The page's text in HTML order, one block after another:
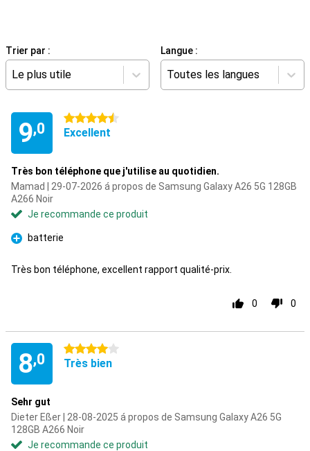
Trier par :
Le plus utile
Langue :
Toutes les langues
9,0
4.5 étoiles
Excellent
Très bon téléphone que j'utilise au quotidien.
Mamad | 29-07-2026 á propos de Samsung Galaxy A26 5G 128GB
A266 Noir
Je recommande ce produit
Pour
batterie
Très bon téléphone, excellent rapport qualité-prix.
0 0
8,0
4 étoiles
Très bien
Sehr gut
Dieter Eßer | 28-08-2025 á propos de Samsung Galaxy A26 5G
128GB A266 Noir
Je recommande ce produit